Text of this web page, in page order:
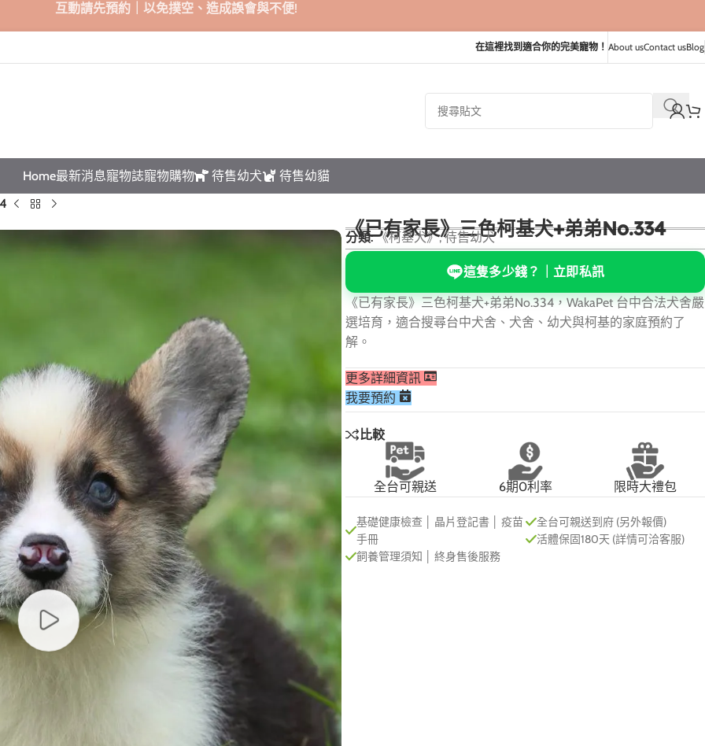
互動請先預約｜以免撲空、造成誤會與不便!
在這裡找到適合你的完美寵物！ About usContact usBlog
Home最新消息寵物誌寵物購物 待售幼犬
待售幼貓
《已有家長》三色柯基犬+弟弟No.334
分類: 《柯基犬》, 待售幼犬
這隻多少錢？｜立即私訊
《已有家長》三色柯基犬+弟弟No.334，WakaPet 台中合法犬舍嚴
選培育，適合搜尋台中犬舍、犬舍、幼犬與柯基的家庭預約了
解。
更多詳細資訊
我要預約
比較
全台可親送 6期0利率 限時大禮包
基礎健康檢查 │ 晶片登記書 │ 疫苗
手冊
飼養管理須知 │ 終身售後服務
全台可親送到府 (另外報價)
活體保固180天 (詳情可洽客服)